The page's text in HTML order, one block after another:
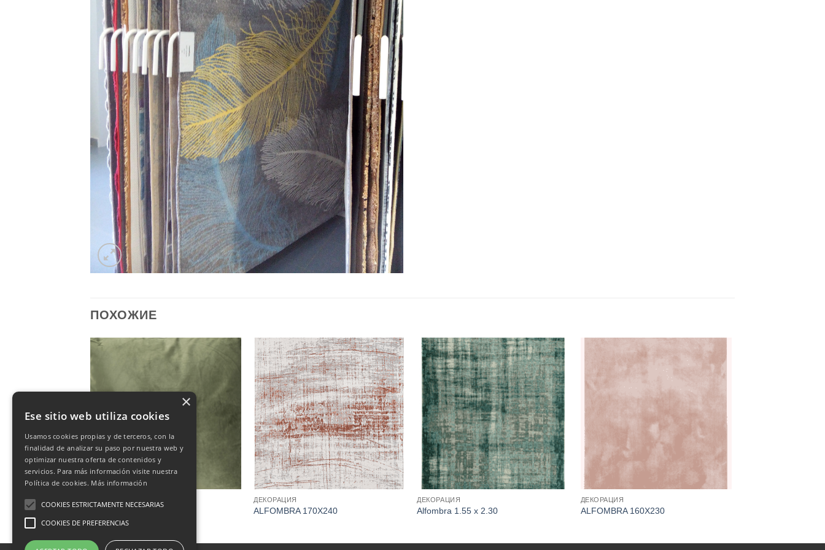
ПОХОЖИЕ
ДЕКОРАЦИЯ
ALFOMBRA 170X240
ДЕКОРАЦИЯ
Alfombra 1.55 x 2.30
ДЕКОРАЦИЯ
ALFOMBRA 160X230
x 180
×
Ese sitio web utiliza cookies
Usamos cookies propias y de terceros, con la
finalidad de analizar su paso por nuestra web y
optimizar nuestra oferta de contenidos y
servicios. Para más información visite nuestra
Política de cookies. Más información
COOKIES ESTRICTAMENTE NECESARIAS
COOKIES DE PREFERENCIAS